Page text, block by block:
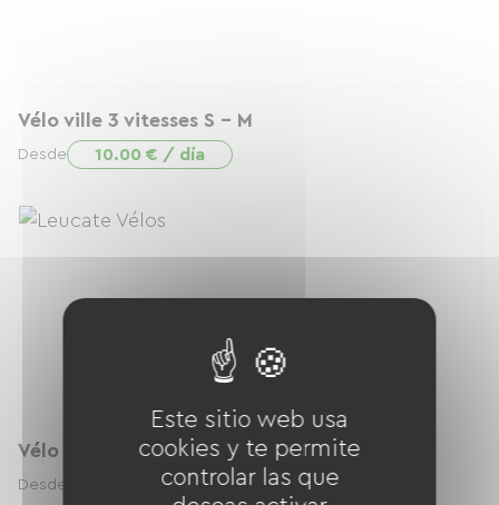
Vélo ville 3 vitesses S - M
Desde 10.00 € / día
Vélo ville 3 vitesses M - L
Desde 10.00 € / día
Este sitio web usa
cookies y te permite
controlar las que